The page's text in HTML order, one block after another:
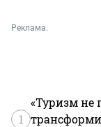
Реклама.
1
«Туризм не